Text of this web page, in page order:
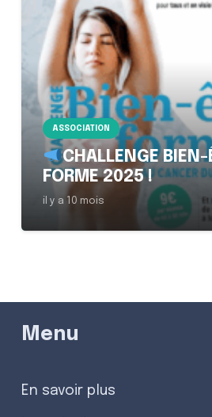
ASSOCIATION
CHALLENGE BIEN-
FORME 2025 !
il y a 10 mois
Menu
En savoir plus